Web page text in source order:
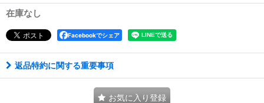
在庫なし
Facebookでシェア
返品特約に関する重要事項
お気に入り登録